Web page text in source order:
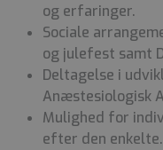
og erfaringer.
Sociale
og julefest samt
Deltagelse i
Anæstesiologisk
Mulighed for
efter den enkelte.